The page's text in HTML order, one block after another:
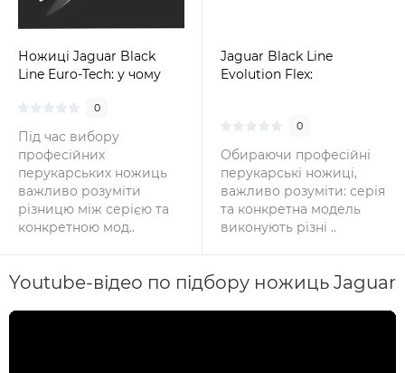
Ножиці Jaguar Black
Line Euro-Tech: у чому
всією серією Black line
0
Під час вибору
професійних
перукарських ножиць
важливо розуміти
різницю між серією та
конкретною мод..
Jaguar Black Line
Evolution Flex:
0
Обираючи професійні
перукарські ножиці,
важливо розуміти: серія
та конкретна модель
виконують різні ..
Youtube-відео по підбору ножиць Jaguar